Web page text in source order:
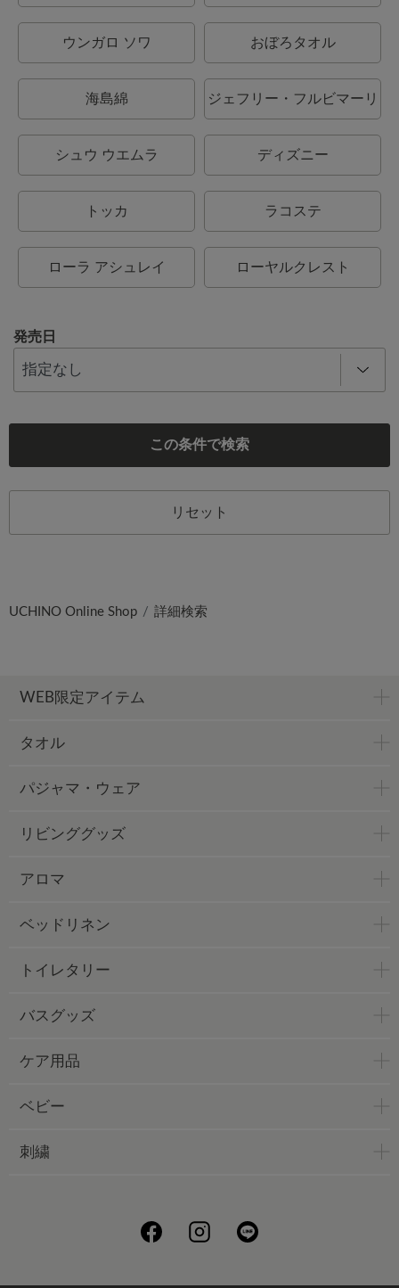
ウンガロ ソワ おぼろタオル
海島綿 ジェフリー・フルビマーリ
シュウ ウエムラ ディズニー
トッカ ラコステ
ローラ アシュレイ ローヤルクレスト
発売日
この条件で検索
リセット
UCHINO Online Shop 詳細検索
WEB限定アイテム
タオル
パジャマ・ウェア
リビンググッズ
アロマ
ベッドリネン
トイレタリー
バスグッズ
ケア用品
ベビー
刺繍